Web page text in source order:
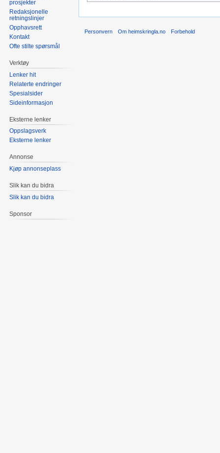
prosjekter
Redaksjonelle
retningslinjer
Opphavsrett
Kontakt
Ofte stilte spørsmål
Verktøy
Lenker hit
Relaterte endringer
Spesialsider
Sideinformasjon
Eksterne lenker
Oppslagsverk
Eksterne lenker
Annonse
Kjøp annonseplass
Slik kan du bidra
Slik kan du bidra
Sponsor
Personvern Om heimskringla.no Forbehold